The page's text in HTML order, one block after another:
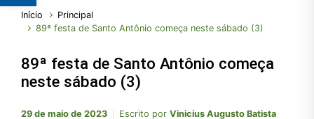
Início
Principal
89ª festa de Santo Antônio começa neste sábado (3)
89ª festa de Santo Antônio começa
neste sábado (3)
29 de maio de 2023 Escrito por Vinicius Augusto Batista